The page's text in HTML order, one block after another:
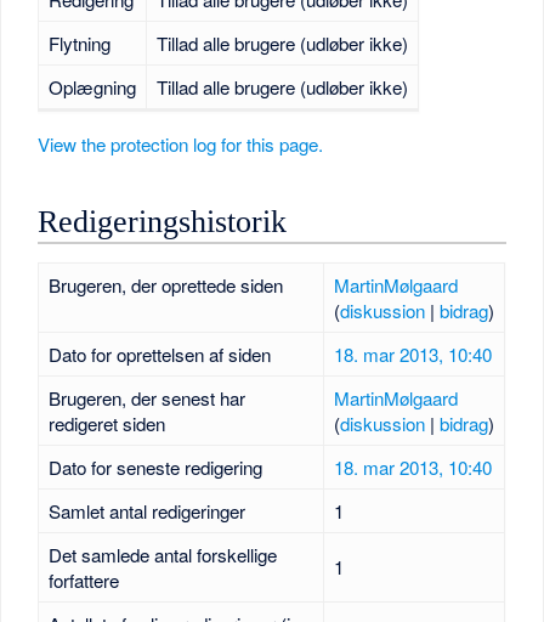
Flytning
Tillad alle brugere (udløber ikke)
Oplægning
Tillad alle brugere (udløber ikke)
View the protection log for this page.
Redigeringshistorik
Brugeren, der oprettede siden
MartinMølgaard
(diskussion| bidrag)
Dato for oprettelsen af siden
18. mar 2013, 10:40
Brugeren, der senest har
redigeret siden
MartinMølgaard
(diskussion| bidrag)
Dato for seneste redigering
18. mar 2013, 10:40
Samlet antal redigeringer
1
Det samlede antal forskellige
forfattere
1